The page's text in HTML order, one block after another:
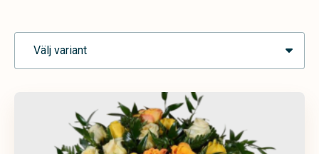
Välj variant
Urndekoration
Handbukett